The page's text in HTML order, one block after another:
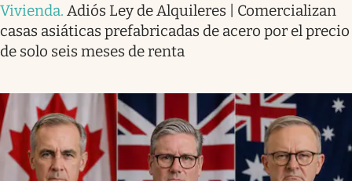
Vivienda. Adiós Ley de Alquileres | Comercializan
casas asiáticas prefabricadas de acero por el precio
de solo seis meses de renta